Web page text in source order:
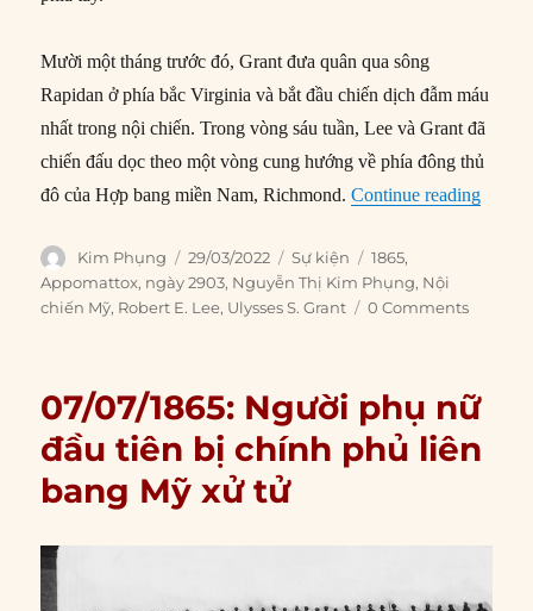
Mười một tháng trước đó, Grant đưa quân qua sông
Rapidan ở phía bắc Virginia và bắt đầu chiến dịch đẫm máu
nhất trong nội chiến. Trong vòng sáu tuần, Lee và Grant đã
chiến đấu dọc theo một vòng cung hướng về phía đông thủ
đô của Hợp bang miền Nam, Richmond.Continue reading“29/
Author
Kim Phụng
Posted
on
29/03/2022 Categories
Sự kiện Tags
1865,
Appomattox, ngày 2903, Nguyễn Thị Kim Phụng, Nội
chiến Mỹ, Robert E. Lee, Ulysses S. Grant 0 Comments
07/07/1865: Người phụ nữ
đầu tiên bị chính phủ liên
bang Mỹ xử tử